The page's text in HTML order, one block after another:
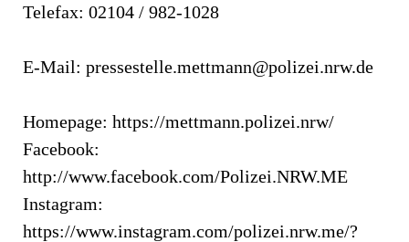
Telefax: 02104 / 982-1028
E-Mail: pressestelle.mettmann@polizei.nrw.de
Homepage: https://mettmann.polizei.nrw/
Facebook:
http://www.facebook.com/Polizei.NRW.ME
Instagram:
https://www.instagram.com/polizei.nrw.me/?